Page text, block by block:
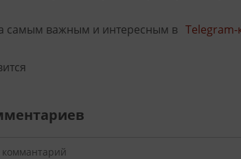
самым важным и интересным в Telegram-